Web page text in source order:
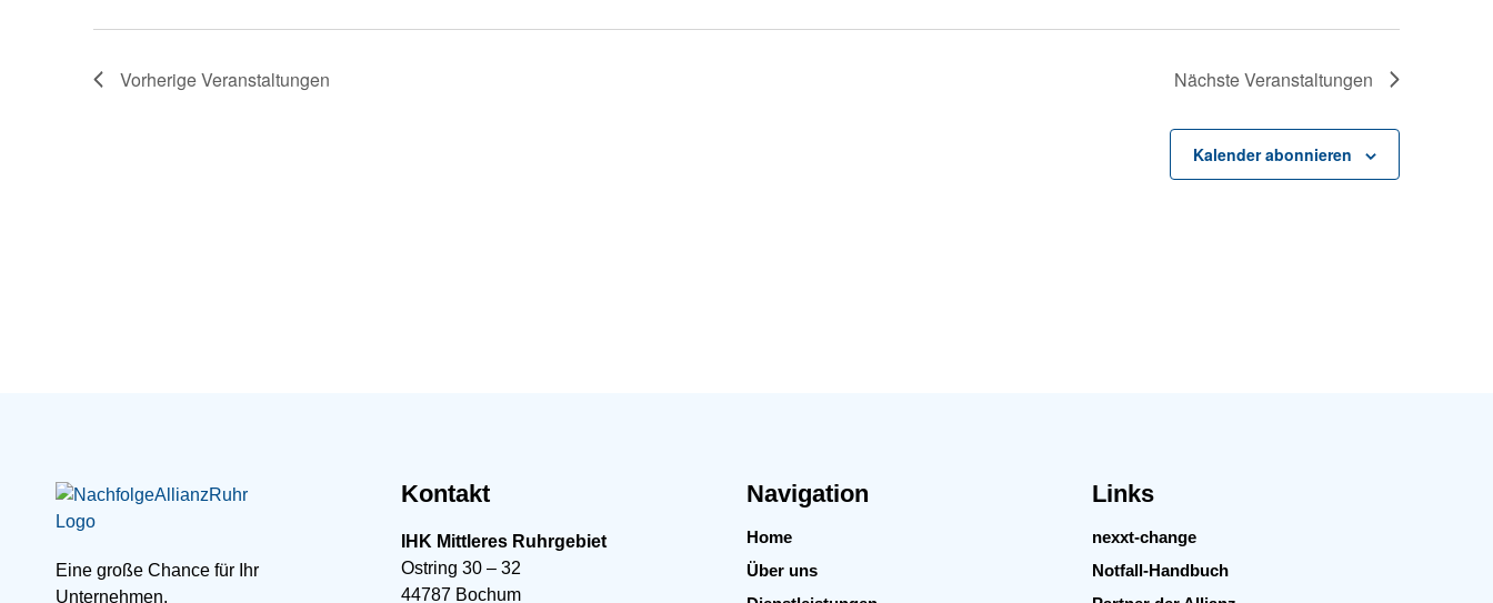
VorherigeVeranstaltungen NächsteVeranstaltungen
Kalender abonnieren
Eine große Chance für Ihr
Unternehmen.
Kontakt
IHK Mittleres Ruhrgebiet
Ostring 30 – 32
44787 Bochum
Navigation
Home
Über uns
Links
nexxt-change
Notfall-Handbuch